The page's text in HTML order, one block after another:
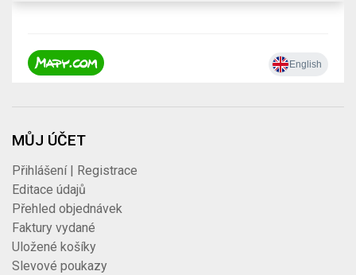
MŮJ ÚČET
Přihlášení | Registrace
Editace údajů
Přehled objednávek
Faktury vydané
Uložené košíky
Slevové poukazy